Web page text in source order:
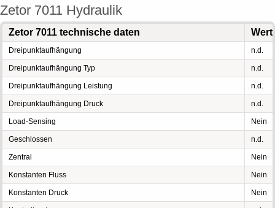
Zetor 7011 Hydraulik
Zetor 7011 technische daten Wert
Dreipunktaufhängung n.d.
Dreipunktaufhängung Typ n.d.
Dreipunktaufhängung Leistung n.d.
Dreipunktaufhängung Druck n.d.
Load-Sensing Nein
Geschlossen n.d.
Zentral Nein
Konstanten Fluss Nein
Konstanten Druck Nein